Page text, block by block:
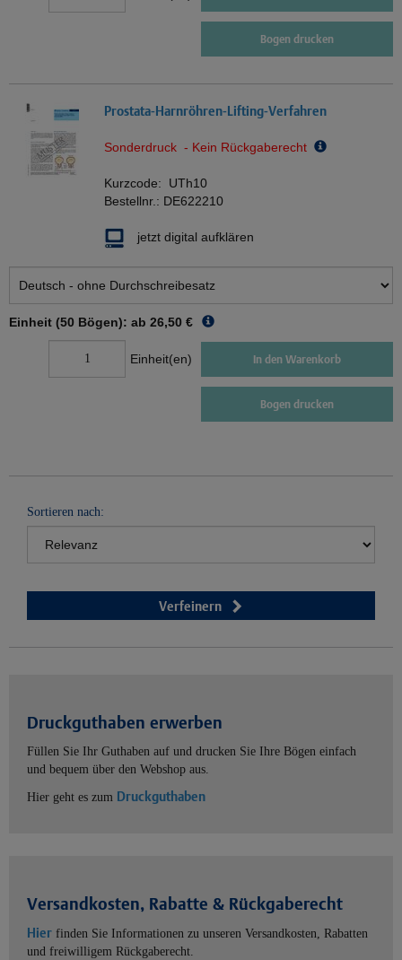
Bogen drucken
Prostata-Harnröhren-Lifting-Verfahren
Sonderdruck - Kein Rückgaberecht
Kurzcode: UTh10
Bestellnr.: DE622210
jetzt digital aufklären
Einheit (50 Bögen): ab 26,50 €
Einheit(en) In den Warenkorb
Bogen drucken
Sortieren nach:
Verfeinern
Druckguthaben erwerben
Füllen Sie Ihr Guthaben auf und drucken Sie Ihre Bögen einfach
und bequem über den Webshop aus.
Hier geht es zum Druckguthaben
Versandkosten, Rabatte & Rückgaberecht
Hier finden Sie Informationen zu unseren Versandkosten, Rabatten
und freiwilligem Rückgaberecht.